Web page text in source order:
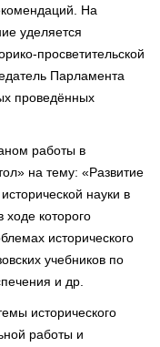
На
уделяется
просветительской
Парламента
проведённых
работы в
на тему: «Развитие
науки в
которого
исторического
учебников по
и др.
исторического
работы и